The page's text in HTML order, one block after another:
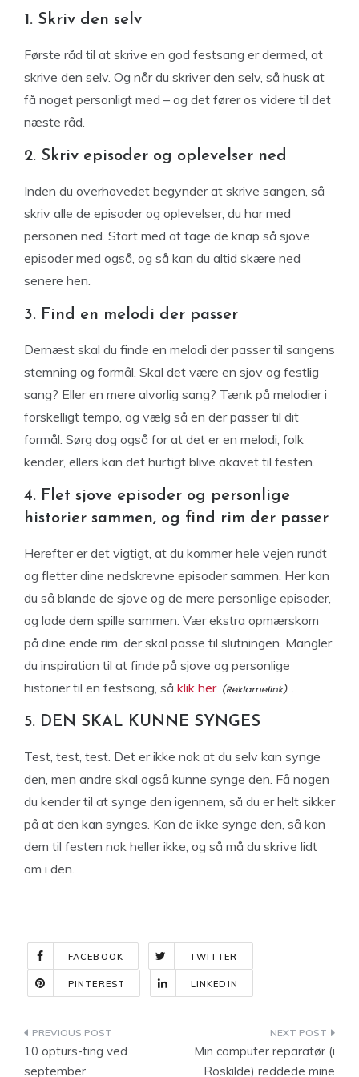
1. Skriv den selv
Første råd til at skrive en god festsang er dermed, at
skrive den selv. Og når du skriver den selv, så husk at
få noget personligt med – og det fører os videre til det
næste råd.
2. Skriv episoder og oplevelser ned
Inden du overhovedet begynder at skrive sangen, så
skriv alle de episoder og oplevelser, du har med
personen ned. Start med at tage de knap så sjove
episoder med også, og så kan du altid skære ned
senere hen.
3. Find en melodi der passer
Dernæst skal du finde en melodi der passer til sangens
stemning og formål. Skal det være en sjov og festlig
sang? Eller en mere alvorlig sang? Tænk på melodier i
forskelligt tempo, og vælg så en der passer til dit
formål. Sørg dog også for at det er en melodi, folk
kender, ellers kan det hurtigt blive akavet til festen.
4. Flet sjove episoder og personlige
historier sammen, og find rim der passer
Herefter er det vigtigt, at du kommer hele vejen rundt
og fletter dine nedskrevne episoder sammen. Her kan
du så blande de sjove og de mere personlige episoder,
og lade dem spille sammen. Vær ekstra opmærskom
på dine ende rim, der skal passe til slutningen. Mangler
du inspiration til at finde på sjove og personlige
historier til en festsang, så klik her .
5. DEN SKAL KUNNE SYNGES
Test, test, test. Det er ikke nok at du selv kan synge
den, men andre skal også kunne synge den. Få nogen
du kender til at synge den igennem, så du er helt sikker
på at den kan synges. Kan de ikke synge den, så kan
dem til festen nok heller ikke, og så må du skrive lidt
om i den.
FACEBOOK TWITTER
PINTEREST LINKEDIN
Indlægsnavigation
10 opturs-ting ved
september
Min computer reparatør (i
Roskilde) reddede mine